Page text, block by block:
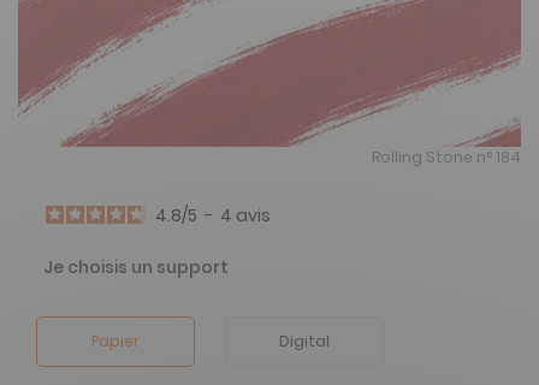
Rolling Stone n° 184
4.8/5 - 4 avis
Je choisis un support
Papier Digital